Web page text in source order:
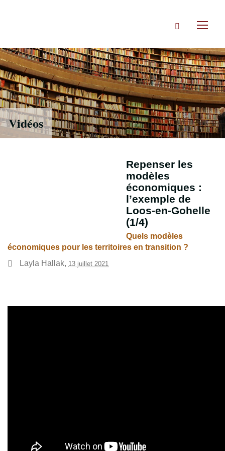
Rechercher
Vidéos
Repenser les
modèles
économiques :
l’exemple de
Loos-en-Gohelle
(1/4)
Quels modèles
économiques pour les territoires en transition ?
Layla Hallak, 13 juillet 2021